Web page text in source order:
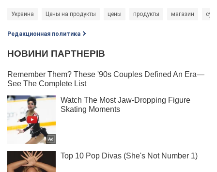
Украина Цены на продукты цены продукты магазин
Редакционная политика